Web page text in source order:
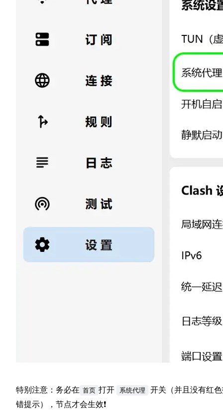
特别注意：务必在 首页 打开 系统代理
开关（并且没有红
错提示），节点才会生效❗